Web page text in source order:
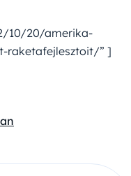
10/20/amerika-
raketafejlesztoit/” ]